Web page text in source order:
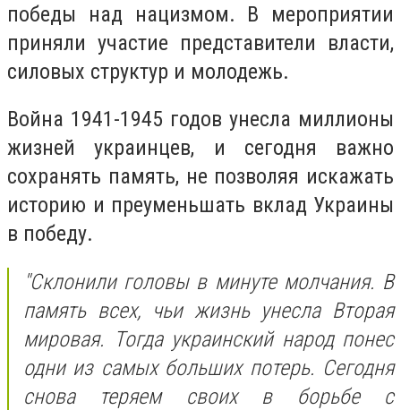
победы над нацизмом. В мероприятии
приняли участие представители власти,
силовых структур и молодежь.
Война 1941-1945 годов унесла миллионы
жизней украинцев, и сегодня важно
сохранять память, не позволяя искажать
историю и преуменьшать вклад Украины
в победу.
"Склонили головы в минуте молчания. В
память всех, чьи жизнь унесла Вторая
мировая. Тогда украинский народ понес
одни из самых больших потерь. Сегодня
снова теряем своих в борьбе с